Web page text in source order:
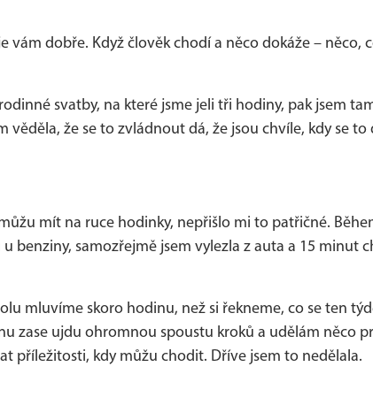
vám dobře. Když člověk chodí a něco dokáže – něco,
svatby, na které jsme jeli tři hodiny, pak jsem
věděla, že se to zvládnout dá, že jsou chvíle, kdy se
mít na ruce hodinky, nepřišlo mi to patřičné.
benziny, samozřejmě jsem vylezla z auta a 15 minut
mluvíme skoro hodinu, než si řekneme, co se ten
zase ujdu ohromnou spoustu kroků a udělám něco
příležitosti, kdy můžu chodit. Dříve jsem to nedělala.